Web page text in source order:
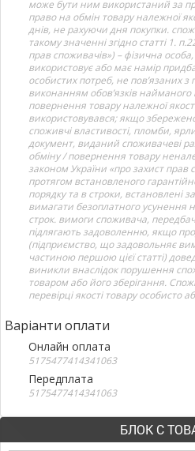
може бути ним використаний за
право на обмін товару належної
днів, не рахуючи дня покупки.
такому значенні згідно статті 1.
прав споживачів») – фізична
використовує або має намір
особистих потреб, не пов’язаних
виконанням обов’язків найманого
повернення товару належної
використовувався; якщо
споживчі властивості, пломби,
документ, виданий споживачеві
обміну / повернення товару
законом України «про захист прав
протягом встановленого
порядку та в строки, встановлені
вимагати безоплатного усунення
строк. вимоги споживача,
підлягають задоволенню, якщо
(підприємство, що задовольняє
частиною першою цієї статті)
виникли внаслідок порушення
товаром або його зберігання.
перевірці якості товару особисто
Варіанти оплати
Онлайн оплата
5175477414341063
Передплата
5175477414341063
БЛОК С